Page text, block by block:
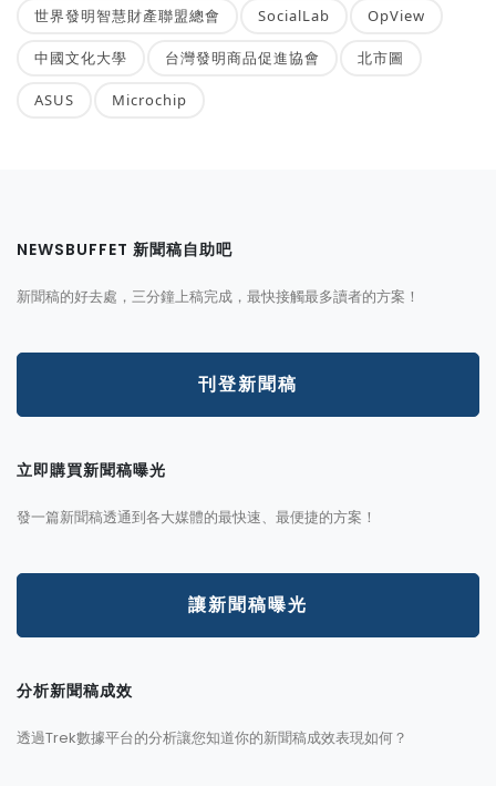
世界發明智慧財產聯盟總會 SocialLab OpView
中國文化大學 台灣發明商品促進協會 北市圖
ASUS Microchip
NEWSBUFFET 新聞稿自助吧
新聞稿的好去處，三分鐘上稿完成，最快接觸最多讀者的方案！
刊登新聞稿
立即購買新聞稿曝光
發一篇新聞稿透通到各大媒體的最快速、最便捷的方案！
讓新聞稿曝光
分析新聞稿成效
透過Trek數據平台的分析讓您知道你的新聞稿成效表現如何？